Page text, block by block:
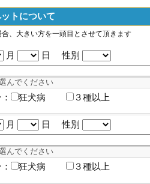
トについて
、大きい方を一頭目とさせて頂きます
月
日 性別
狂犬病 ３種以上
月
日 性別
狂犬病 ３種以上